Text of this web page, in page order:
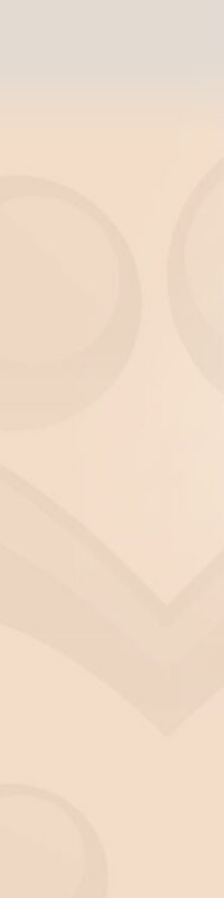
się to do wykonania badań
na ciążę? Jest to
(np. na 1000 kobiet).
u jednych kobiet przebiega szybciej, u
oceny szansy na ciążę od lat
się. Również i
na brak szans na ciążę. Okazuje się, że
stężenie AMH
to wiek jest najbardziej istotny.